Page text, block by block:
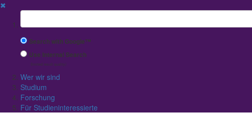
✖
Suchbegriff
Search with Google™
Use Internal Search
(limited result quality)
Wer wir sind
Studium
Forschung
Für Studieninteressierte